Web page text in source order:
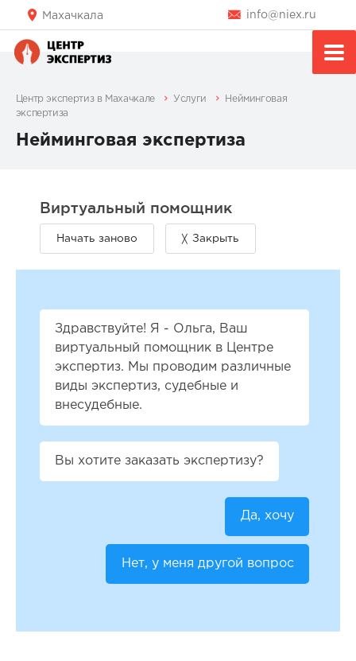
Махачкала info@niex.ru
Центр экспертиз в Махачкале Услуги
Нейминговая
экспертиза
Нейминговая экспертиза
Здравствуйте! Я - Ольга, Ваш
виртуальный помощник в Центре
экспертиз. Мы проводим различные
виды экспертиз, судебные и
внесудебные.
Вы хотите заказать экспертизу?
Да, хочу
Нет, у меня другой вопрос